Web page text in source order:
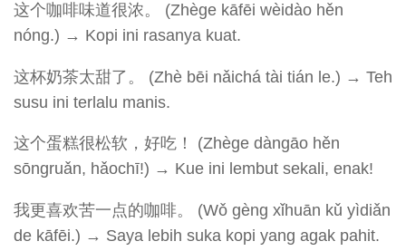
这个咖啡味道很浓。 (Zhège kāfēi wèidào hěn
nóng.) → Kopi ini rasanya kuat.
这杯奶茶太甜了。 (Zhè bēi nǎichá tài tián le.) → Teh
susu ini terlalu manis.
这个蛋糕很松软，好吃！ (Zhège dàngāo hěn
sōngruǎn, hǎochī!) → Kue ini lembut sekali, enak!
我更喜欢苦一点的咖啡。 (Wǒ gèng xǐhuān kǔ yìdiǎn
de kāfēi.) → Saya lebih suka kopi yang agak pahit.